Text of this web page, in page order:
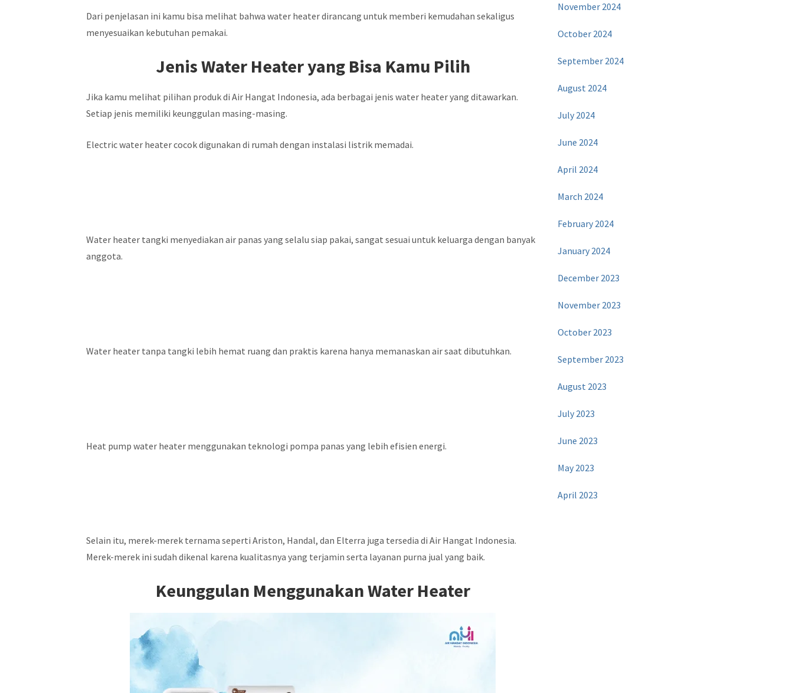
Dari penjelasan ini kamu bisa melihat bahwa water heater dirancang untuk memberi kemudahan sekaligus
menyesuaikan kebutuhan pemakai.
Jenis Water Heater yang Bisa Kamu Pilih
Jika kamu melihat pilihan produk di Air Hangat Indonesia, ada berbagai jenis water heater yang ditawarkan.
Setiap jenis memiliki keunggulan masing-masing.
Electric water heater cocok digunakan di rumah dengan instalasi listrik memadai.
Water heater tangki menyediakan air panas yang selalu siap pakai, sangat sesuai untuk keluarga dengan banyak
anggota.
Water heater tanpa tangki lebih hemat ruang dan praktis karena hanya memanaskan air saat dibutuhkan.
Heat pump water heater menggunakan teknologi pompa panas yang lebih efisien energi.
Selain itu, merek-merek ternama seperti Ariston, Handal, dan Elterra juga tersedia di Air Hangat Indonesia.
Merek-merek ini sudah dikenal karena kualitasnya yang terjamin serta layanan purna jual yang baik.
Keunggulan Menggunakan Water Heater
November 2024
October 2024
September 2024
August 2024
July 2024
June 2024
April 2024
March 2024
February 2024
January 2024
December 2023
November 2023
October 2023
September 2023
August 2023
July 2023
June 2023
May 2023
April 2023